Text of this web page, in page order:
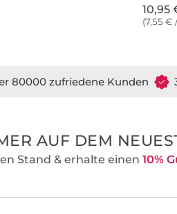
10,95
(7,55 €
80000 zufriedene Kunden
AUF DEM
Stand & erhalte einen 10%